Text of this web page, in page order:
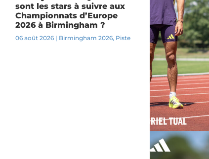
sont les stars à suivre aux
Championnats d’Europe
2026 à Birmingham ?
06 août 2026| Birmingham 2026, Piste